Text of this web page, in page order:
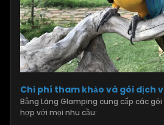
Chi phí tham khảo và gói dịch
Bằng Lăng Glamping cung cấp các
hợp với mọi nhu cầu: